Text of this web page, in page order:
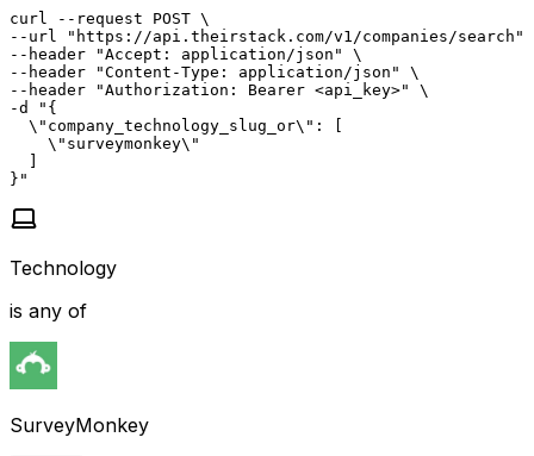
curl --request POST \
--url "https://api.theirstack.com/v1/companies/search"
--header "Accept: application/json" \
--header "Content-Type: application/json" \
--header "Authorization: Bearer <api_key>" \
-d "{
  \"company_technology_slug_or\": [
    \"surveymonkey\"
  ]
}"
Technology
is any of
SurveyMonkey